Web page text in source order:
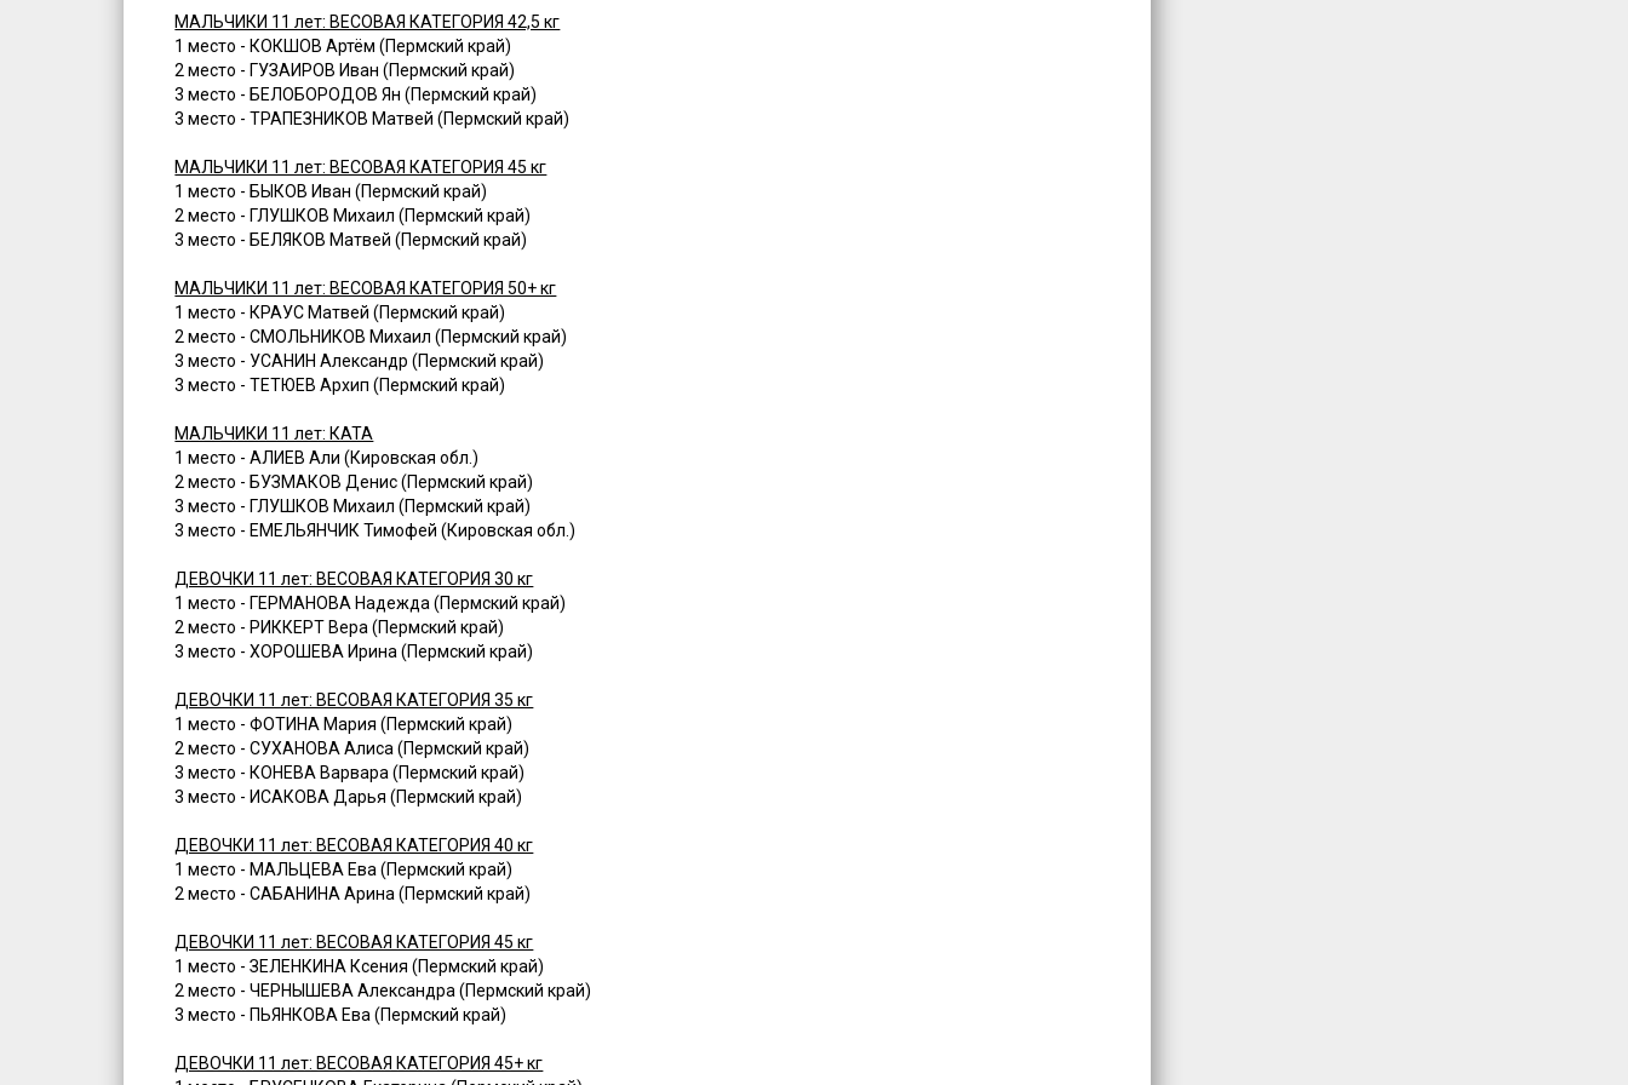
МАЛЬЧИКИ 11 лет: ВЕСОВАЯ КАТЕГОРИЯ 42,5 кг
1 место - КОКШОВ Артём (Пермский край)
2 место - ГУЗАИРОВ Иван (Пермский край)
3 место - БЕЛОБОРОДОВ Ян (Пермский край)
3 место - ТРАПЕЗНИКОВ Матвей (Пермский край)
МАЛЬЧИКИ 11 лет: ВЕСОВАЯ КАТЕГОРИЯ 45 кг
1 место - БЫКОВ Иван (Пермский край)
2 место - ГЛУШКОВ Михаил (Пермский край)
3 место - БЕЛЯКОВ Матвей (Пермский край)
МАЛЬЧИКИ 11 лет: ВЕСОВАЯ КАТЕГОРИЯ 50+ кг
1 место - КРАУС Матвей (Пермский край)
2 место - СМОЛЬНИКОВ Михаил (Пермский край)
3 место - УСАНИН Александр (Пермский край)
3 место - ТЕТЮЕВ Архип (Пермский край)
МАЛЬЧИКИ 11 лет: КАТА
1 место - АЛИЕВ Али (Кировская обл.)
2 место - БУЗМАКОВ Денис (Пермский край)
3 место - ГЛУШКОВ Михаил (Пермский край)
3 место - ЕМЕЛЬЯНЧИК Тимофей (Кировская обл.)
ДЕВОЧКИ 11 лет: ВЕСОВАЯ КАТЕГОРИЯ 30 кг
1 место - ГЕРМАНОВА Надежда (Пермский край)
2 место - РИККЕРТ Вера (Пермский край)
3 место - ХОРОШЕВА Ирина (Пермский край)
ДЕВОЧКИ 11 лет: ВЕСОВАЯ КАТЕГОРИЯ 35 кг
1 место - ФОТИНА Мария (Пермский край)
2 место - СУХАНОВА Алиса (Пермский край)
3 место - КОНЕВА Варвара (Пермский край)
3 место - ИСАКОВА Дарья (Пермский край)
ДЕВОЧКИ 11 лет: ВЕСОВАЯ КАТЕГОРИЯ 40 кг
1 место - МАЛЬЦЕВА Ева (Пермский край)
2 место - САБАНИНА Арина (Пермский край)
ДЕВОЧКИ 11 лет: ВЕСОВАЯ КАТЕГОРИЯ 45 кг
1 место - ЗЕЛЕНКИНА Ксения (Пермский край)
2 место - ЧЕРНЫШЕВА Александра (Пермский край)
3 место - ПЬЯНКОВА Ева (Пермский край)
ДЕВОЧКИ 11 лет: ВЕСОВАЯ КАТЕГОРИЯ 45+ кг